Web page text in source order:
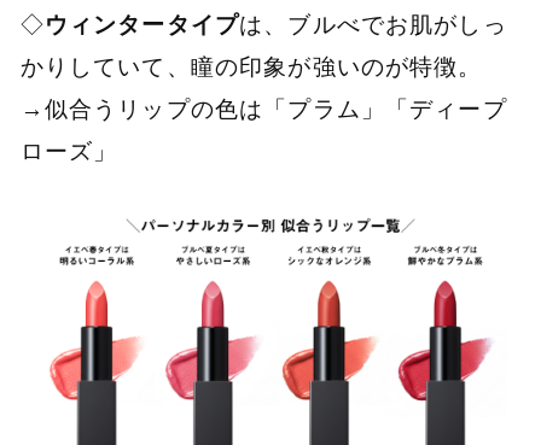
◇ウィンタータイプは、ブルべでお肌がしっ
かりしていて、瞳の印象が強いのが特徴。
→似合うリップの色は「プラム」「ディープ
ローズ」